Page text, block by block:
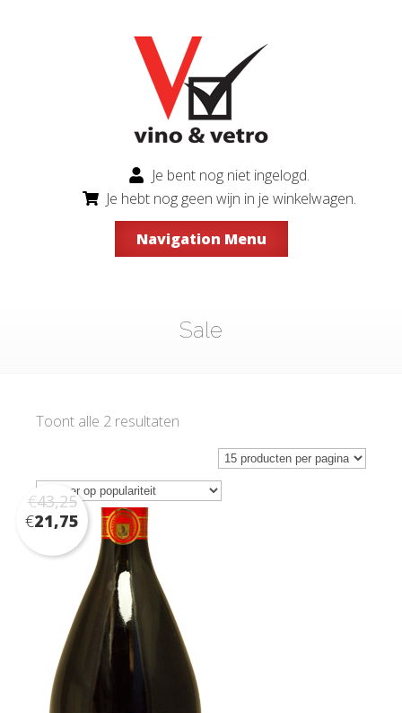
Je bent nog niet ingelogd.
Je hebt nog geen wijn in je winkelwagen.
Navigation Menu
Sale
Toont alle 2 resultaten
populariteit
€43,25
€21,75